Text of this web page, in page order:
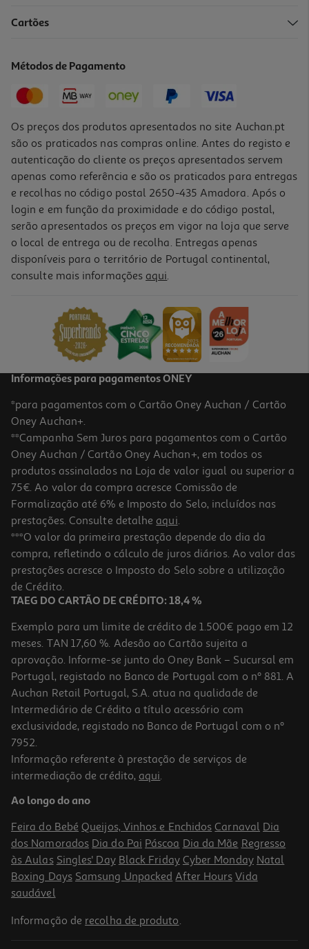
Price reduced from
15,36 €to
Promoção
4.6
Arroz Basmati Oriente 2kg
4.2
Arroz Basmati Caçarola 1kg
2.99 €/Kg
2,99 €
Arroz Basmati Caçarola 500g
3.12 €/Kg
1,56 €
Cartões
Métodos de Pagamento
Os preços dos produtos apresentados no site Auchan.pt
são os praticados nas compras online. Antes do registo e
autenticação do cliente os preços apresentados servem
apenas como referência e são os praticados para entregas
e recolhas no código postal 2650-435 Amadora. Após o
login e em função da proximidade e do código postal,
serão apresentados os preços em vigor na loja que serve
o local de entrega ou de recolha. Entregas apenas
disponíveis para o território de Portugal continental,
consulte mais informações aqui.
Informações para pagamentos ONEY
*para pagamentos com o Cartão Oney Auchan / Cartão
Oney Auchan+.
**Campanha Sem Juros para pagamentos com o Cartão
Oney Auchan / Cartão Oney Auchan+, em todos os
produtos assinalados na Loja de valor igual ou superior a
75€. Ao valor da compra acresce Comissão de
Formalização até 6% e Imposto do Selo, incluídos nas
prestações. Consulte detalhe aqui.
***O valor da primeira prestação depende do dia da
compra, refletindo o cálculo de juros diários. Ao valor das
prestações acresce o Imposto do Selo sobre a utilização
de Crédito.
TAEG DO CARTÃO DE CRÉDITO: 18,4 %
Exemplo para um limite de crédito de 1.500€ pago em 12
meses. TAN 17,60 %. Adesão ao Cartão sujeita a
aprovação. Informe-se junto do Oney Bank – Sucursal em
Portugal, registado no Banco de Portugal com o nº 881. A
Auchan Retail Portugal, S.A. atua na qualidade de
Intermediário de Crédito a título acessório com
exclusividade, registado no Banco de Portugal com o nº
7952.
Informação referente à prestação de serviços de
intermediação de crédito, aqui.
Ao longo do ano
Feira do Bebé Queijos, Vinhos e Enchidos Carnaval Dia
dos Namorados Dia do Pai Páscoa Dia da Mãe Regresso
às Aulas Singles' Day Black Friday Cyber Monday Natal
Boxing Days Samsung Unpacked After Hours Vida
saudável
Informação de recolha de produto.